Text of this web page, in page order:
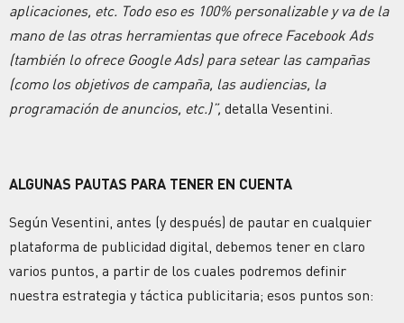
aplicaciones, etc. Todo eso es 100% personalizable y va de la
mano de las otras herramientas que ofrece Facebook Ads
(también lo ofrece Google Ads) para setear las campañas
(como los objetivos de campaña, las audiencias, la
programación de anuncios, etc.)”, detalla Vesentini.
ALGUNAS PAUTAS PARA TENER EN CUENTA
Según Vesentini, antes (y después) de pautar en cualquier
plataforma de publicidad digital, debemos tener en claro
varios puntos, a partir de los cuales podremos definir
nuestra estrategia y táctica publicitaria; esos puntos son: